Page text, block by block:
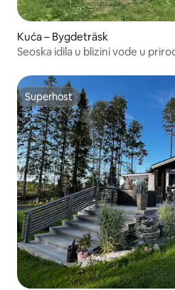
Kuća – Bygdeträsk
Seoska idila u blizini vode u
Superhost
Superhost